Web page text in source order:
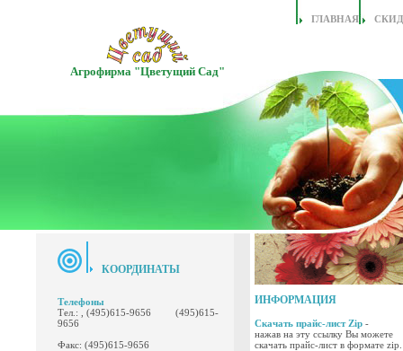
Агрофирма "Цветущий Сад"
ГЛАВНАЯ
КООРДИНАТЫ
Телефоны
Тел.: , (495)615-9656 (495)615-
9656
Факс: (495)615-9656
ИНФОРМАЦИЯ
Скачать прайс-лист Zip -
нажав на эту ссылку Вы можете
скачать прайс-лист в формате zip.